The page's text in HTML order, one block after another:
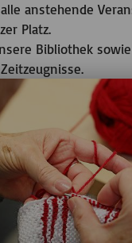
anstehende
Platz.
Bibliothek